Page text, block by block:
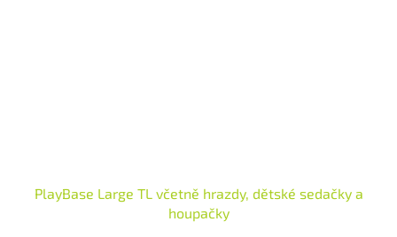
PlayBase Large TL včetně hrazdy, dětské sedačky a
houpačky